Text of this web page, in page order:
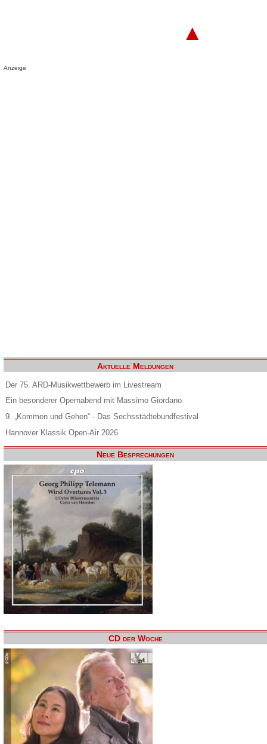
▲
Anzeige
Aktuelle Meldungen
Der 75. ARD-Musikwettbewerb im Livestream
Ein besonderer Opernabend mit Massimo Giordano
9. „Kommen und Gehen“ - Das Sechsstädtebundfestival
Hannover Klassik Open-Air 2026
Neue Besprechungen
CD der Woche